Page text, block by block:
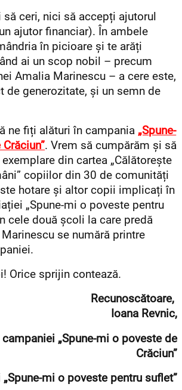
să ceri, nici să accepți ajutorul
ajutor financiar). În ambele
în picioare și te arăți
ai un scop nobil – precum
Amalia Marinescu – a cere este,
de generozitate, și un semn de
ne fiți alături în campania „Spune-
. Vrem să cumpărăm și să
din cartea „Călătorește
copiilor din 30 de comunități
hotare și altor copii implicați în
„Spune-mi o poveste pentru
cele două școli la care predă
se numără printre
Orice sprijin contează.
Recunoscătoare,
Ioana Revnic,
„Spune-mi o poveste de
Crăciun”
mi o poveste pentru suflet”